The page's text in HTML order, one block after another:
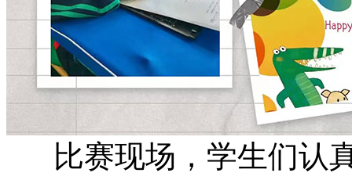
比赛现场，学生们认